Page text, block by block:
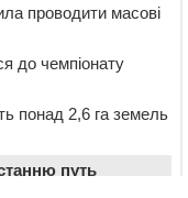
проводити масові
до чемпіонату
понад 2,6 га земель
путь